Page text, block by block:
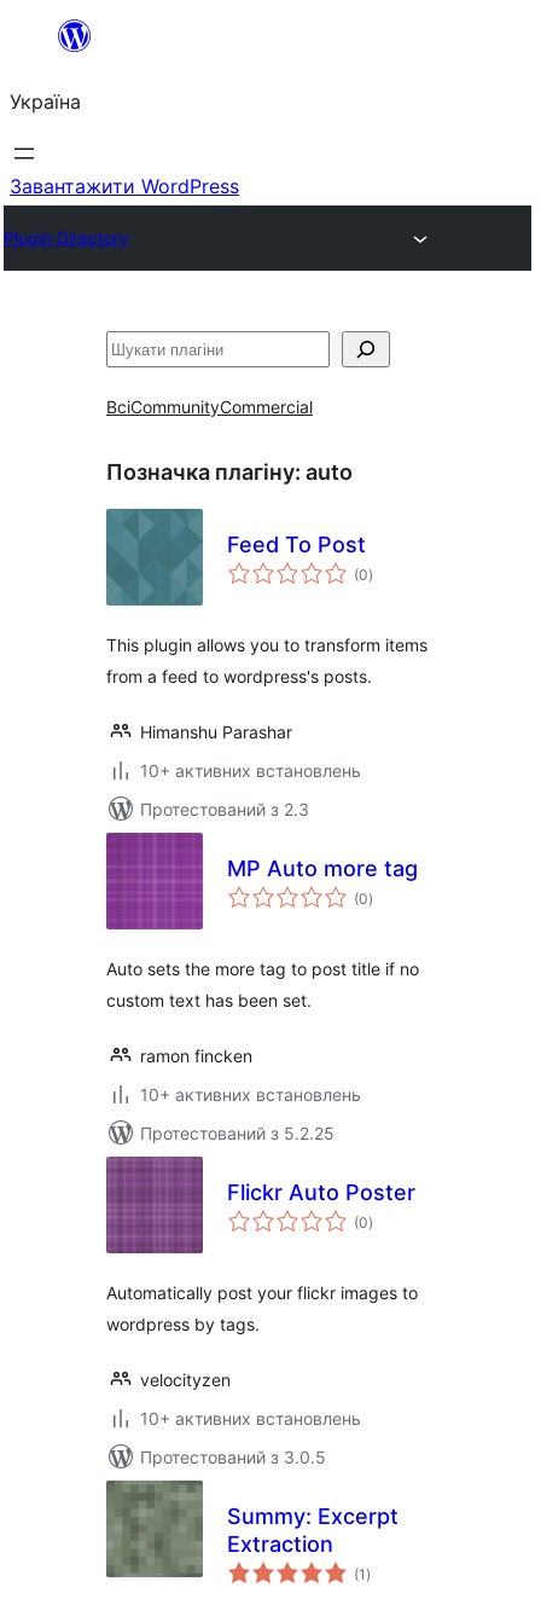
Перейти
вмісту
Україна
Завантажити WordPress
Plugin Directory
Пошук
ВсіCommunityCommercial
Позначка плагіну: auto
Feed To Post
(0загальний
рейтинг
)
This plugin allows you to transform items
from a feed to wordpress's posts.
Himanshu Parashar
10+ активних встановлень
Протестований з 2.3
MP Auto more tag
(0загальний
рейтинг
)
Auto sets the more tag to post title if no
custom text has been set.
ramon fincken
10+ активних встановлень
Протестований з 5.2.25
Flickr Auto Poster
(0загальний
рейтинг
)
Automatically post your flickr images to
wordpress by tags.
velocityzen
10+ активних встановлень
Протестований з 3.0.5
Summy: Excerpt
Extraction
(1 загальний
рейтинг
)